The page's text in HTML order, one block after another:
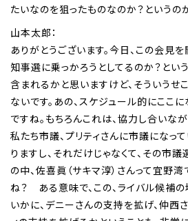
たいなのを狙ったものなのか？というの
山本太郎：
ありがとうございます。今日、この会見を
知事選に乗っかろうとしてるのか？とい
含まれるかと思いますけど、そういうせ
ないです。あの、スケジュール的にここ
ですね。もちろんこれは、協力し合いなが
私たち市議、プリティさんに市議になっ
りますし、それだけじゃなくて、その市
の中、佐喜眞（サキマ淳）さんって宜野
ね？ ある意味で、この、ライバル候補
いかに、デニーさんの支持を拡げ、仲西